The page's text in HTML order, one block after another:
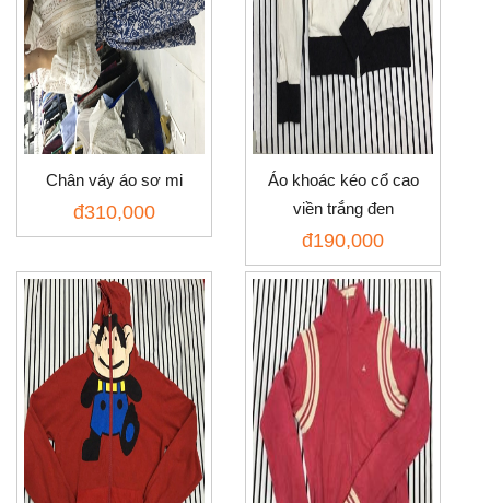
Chân váy áo sơ mi
đ310,000
Áo khoác kéo cổ cao
viền trắng đen
đ190,000